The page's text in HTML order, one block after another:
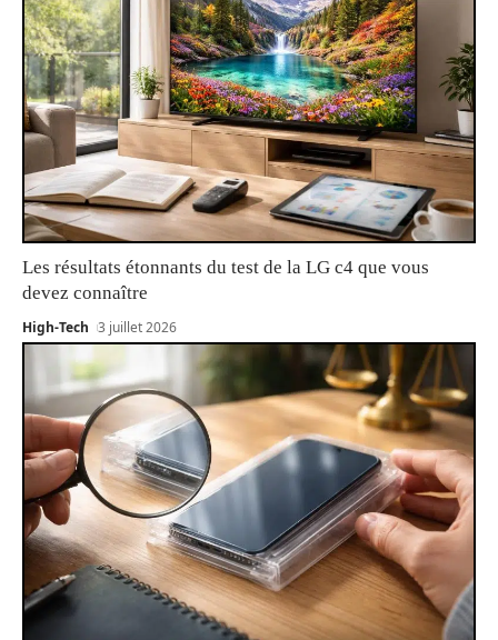
Les résultats étonnants du test de la LG c4 que vous
devez connaître
High-Tech 3 juillet 2026